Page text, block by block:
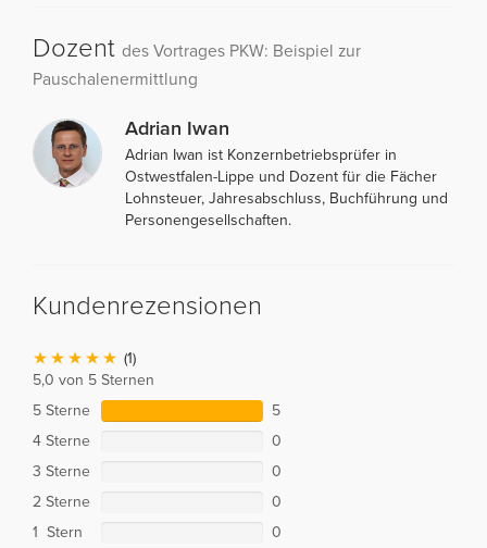
Dozent des Vortrages PKW: Beispiel zur
Pauschalenermittlung
Adrian Iwan
Adrian Iwan ist Konzernbetriebsprüfer in
Ostwestfalen-Lippe und Dozent für die Fächer
Lohnsteuer, Jahresabschluss, Buchführung und
Personengesellschaften.
Kundenrezensionen
(1)
5,0 von 5 Sternen
5 Sterne
5
4 Sterne
0
3 Sterne
0
2 Sterne
0
1 Stern
0